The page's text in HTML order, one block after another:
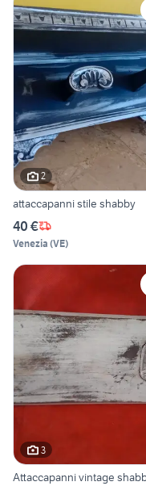
2
attaccapanni stile shabby
40 €
Venezia (VE)
3
Attaccapanni vintage